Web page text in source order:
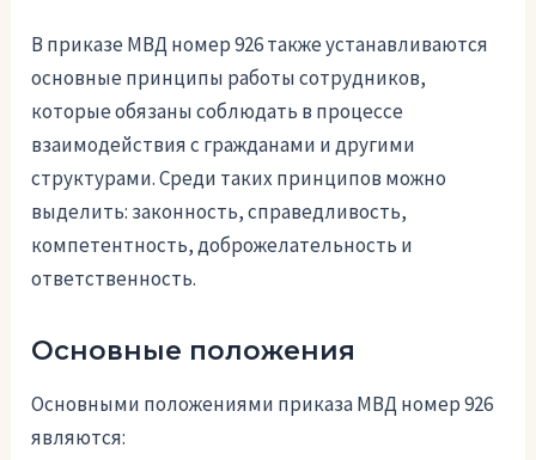
В приказе МВД номер 926 также устанавливаются
основные принципы работы сотрудников,
которые обязаны соблюдать в процессе
взаимодействия с гражданами и другими
структурами. Среди таких принципов можно
выделить: законность, справедливость,
компетентность, доброжелательность и
ответственность.
Основные положения
Основными положениями приказа МВД номер 926
являются: